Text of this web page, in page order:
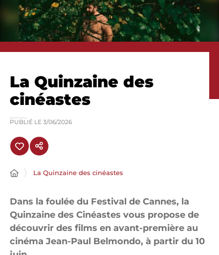
La Quinzaine des
cinéastes
PUBLIÉ LE 3/06/2026
La Quinzaine des cinéastes
Dans la foulée du Festival de Cannes, la
Quinzaine des Cinéastes vous propose de
découvrir des films en avant-première au
cinéma Jean-Paul Belmondo, à partir du 10